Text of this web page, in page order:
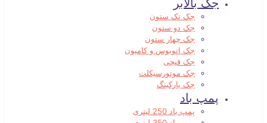
جک بالابر
جک تک ستون
جک دو ستون
جک چهار ستون
جک اتوبوس و کامیون
جک قیچی
جک موتورسیکلت
جک پارکینگ
پمپ باد
پمپ باد 250 لیتری